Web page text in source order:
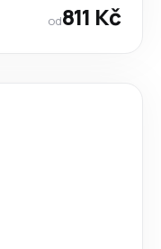
od811 Kč